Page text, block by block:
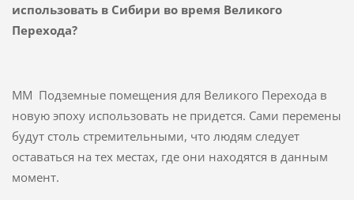
использовать в Сибири во время Великого
Перехода?
ММ Подземные помещения для Великого Перехода в
новую эпоху использовать не придется. Сами перемены
будут столь стремительными, что людям следует
оставаться на тех местах, где они находятся в данным
момент.